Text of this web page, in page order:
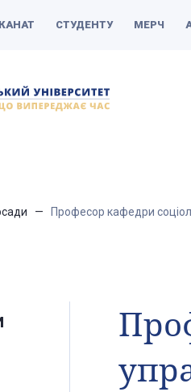
СТУДЕНТУ МЕРЧ
Професор кафедри